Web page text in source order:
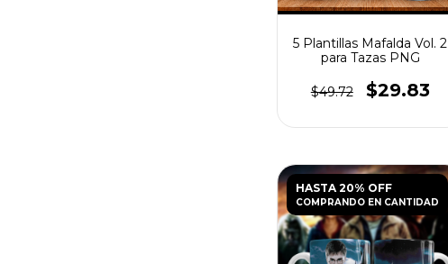
5 Plantillas Mafalda Vol. 2
para Tazas PNG
$49.72 $29.83
HASTA 20% OFF
COMPRANDO EN CANTIDAD